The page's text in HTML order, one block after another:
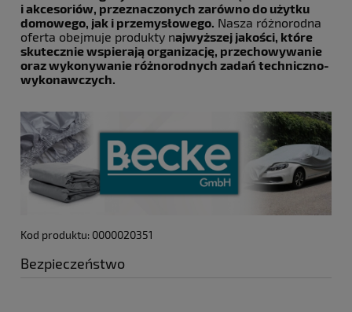
i akcesoriów, przeznaczonych zarówno do użytku
domowego, jak i przemysłowego. Nasza różnorodna
oferta obejmuje produkty najwyższej jakości, które
skutecznie wspierają organizację, przechowywanie
oraz wykonywanie różnorodnych zadań techniczno-
wykonawczych.
Kod produktu: 0000020351
Bezpieczeństwo